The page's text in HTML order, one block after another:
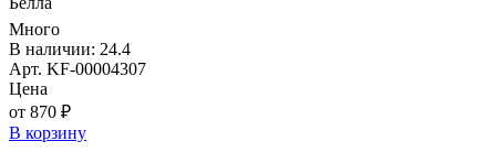
Много
В наличии: 24.4
Арт. KF-00004307
Цена
от 870 ₽
В корзину